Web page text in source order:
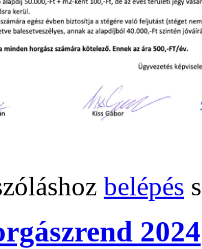
belépés
2024